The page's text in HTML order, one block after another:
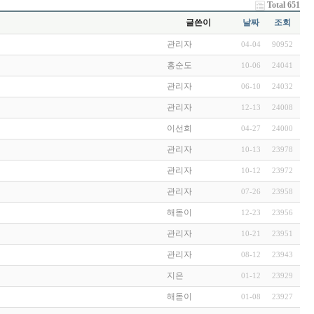
Total 651
글쓴이
날짜 조회
관리자 04-04 90952
홍순도 10-06 24041
관리자 06-10 24032
관리자 12-13 24008
이선희 04-27 24000
관리자 10-13 23978
관리자 10-12 23972
관리자 07-26 23958
해돋이 12-23 23956
관리자 10-21 23951
관리자 08-12 23943
지은 01-12 23929
해돋이 01-08 23927